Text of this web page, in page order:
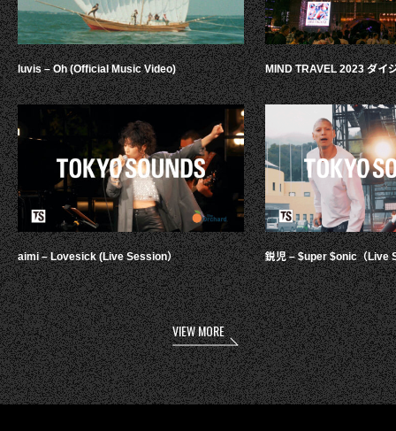
luvis – Oh (Official Music Video)
aimi – Lovesick (Live Session）
MIND TRAVEL 2023 ダイ
鋭児 – $uper $onic（Live
VIEW MORE